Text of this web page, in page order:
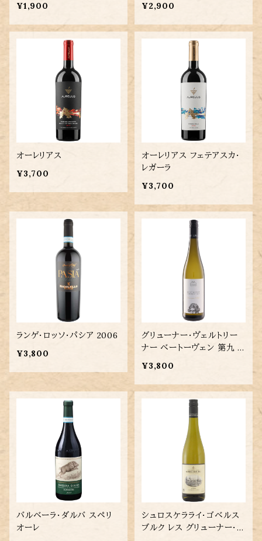
¥1,900 ¥2,900
オーレリアス
¥3,700
オーレリアス フェテアスカ・
レガーラ
¥3,700
ランゲ・ロッソ・パシア 2006
¥3,800
グリューナー・ヴェルトリー
ナー ベートーヴェン 第九 ラ
¥3,800
バルベーラ・ダルバ スペリ
オーレ
シュロスケラライ・ゴベルス
ブルク レス グリューナー・ヴ